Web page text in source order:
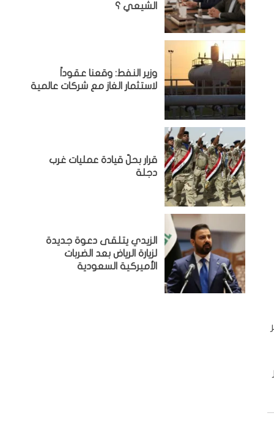
الشيعي ؟
وزير النفط: وقعنا عقوداً
لاستثمار الغاز مع شركات عالمية
قرار بحلّ قيادة عمليات غرب
دجلة
الزيدي يتلقى دعوة جديدة
لزيارة الرياض بعد الضربات
الأميركية السعودية